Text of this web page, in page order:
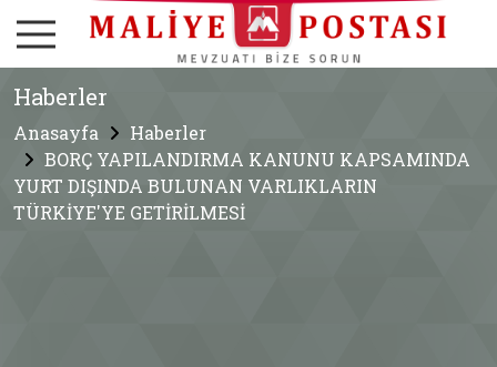
Haberler
Anasayfa
Haberler
BORÇ YAPILANDIRMA KANUNU KAPSAMINDA
YURT DIŞINDA BULUNAN VARLIKLARIN
TÜRKİYE'YE GETİRİLMESİ